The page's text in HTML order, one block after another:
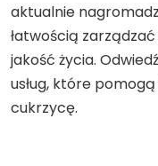
aktualnie
łatwością
jakość życia.
usług, które
cukrzycę.